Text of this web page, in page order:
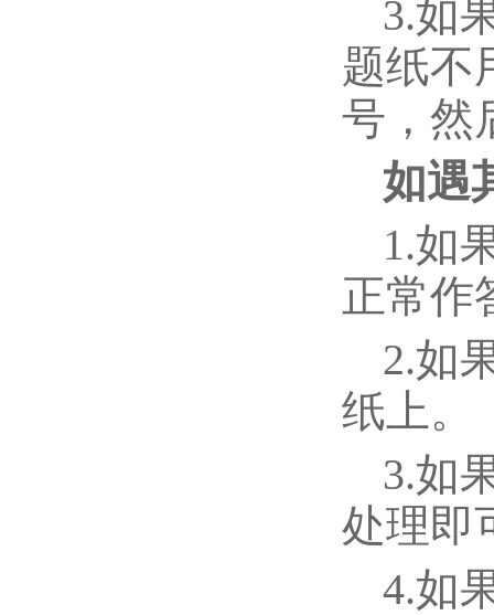
3.如
题纸不
号，然
如遇
1.如
正常作
2.如
纸上。
3.如
处理即
4.如